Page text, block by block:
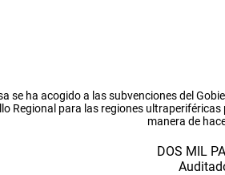
se ha acogido a las subvenciones del
Regional para las regiones
manera de
DOS MIL